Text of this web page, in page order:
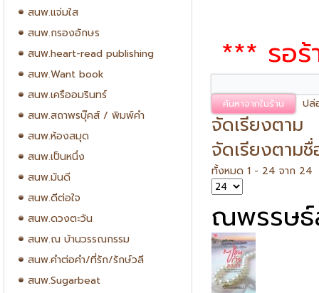
สนพ.แจ่มใส
สนพ.กรองอักษร
สนพ.heart-read publishing
สนพ.Want book
สนพ.เครืออมรินทร์
สนพ.สถาพรบุ๊คส์ / พิมพ์คำ
สนพ.ห้องสมุด
สนพ.เป็นหนึ่ง
สนพ.มันดี
สนพ.ดีต่อใจ
สนพ.ดวงตะวัน
สนพ.ณ บ้านวรรณกรรม
สนพ.คำต่อคำ/ที่รัก/รักษ์วลี
สนพ.Sugarbeat
*** รอร้
ปล่
จัดเรียงตาม
จัดเรียงตาม
ทั้งหมด 1 - 24 จาก 24
ณพรรษ